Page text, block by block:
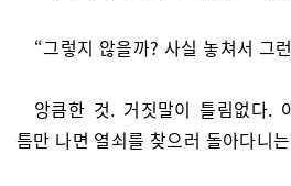
“그렇지 않을까? 사실 놓쳐서 그
앙큼한 것. 거짓말이 틀림없다.
틈만 나면 열쇠를 찾으러 돌아다니